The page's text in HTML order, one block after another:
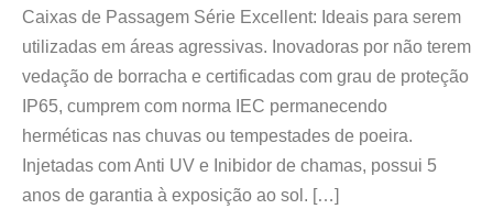
Caixas de Passagem Série Excellent: Ideais para serem
utilizadas em áreas agressivas. Inovadoras por não terem
vedação de borracha e certificadas com grau de proteção
IP65, cumprem com norma IEC permanecendo
herméticas nas chuvas ou tempestades de poeira.
Injetadas com Anti UV e Inibidor de chamas, possui 5
anos de garantia à exposição ao sol. […]